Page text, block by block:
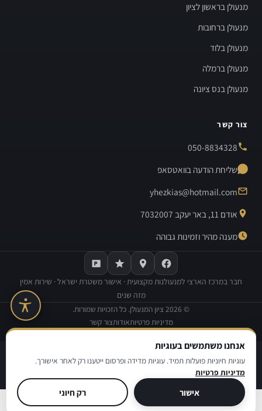
מנעולן בראשון לציון
מנעולן ברחובות
מנעולן בלוד
מנעולן ברמלה
מנעולן בנס ציונה
צור קשר
050-8834328
שליחת הודעה בוואטסאפ
yhezkias@hotmail.com
אודם 11, באר יעקב 7032007
מענה מהיר וזמינות גבוהה
חבר במרכז הארצי למנעולנות מקצועית · אישור משטרת ישראל · שירות אמין
מזה שנים
©
2026 ציון המנעולן. כל הזכויות שמורות.
מדיניות פרטיותאודותצור קשר
מדיניות פרטיות | תנאי שימוש | הצהרת נגישות
© ציון המנעולן
אנחנו משתמשים בעוגיות
עוגיות חיוניות פועלות תמיד. עוגיות מדידה ופרסום ייטענו רק לאחר אישורך.
מדיניות פרטיות
אישור רק חיוני